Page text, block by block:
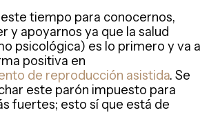
tiempo para conocernos,
y apoyarnos ya que la salud
psicológica) es lo primero y va a
positiva en
de reproducción asistida. Se
este parón impuesto para
fuertes; esto sí que está de